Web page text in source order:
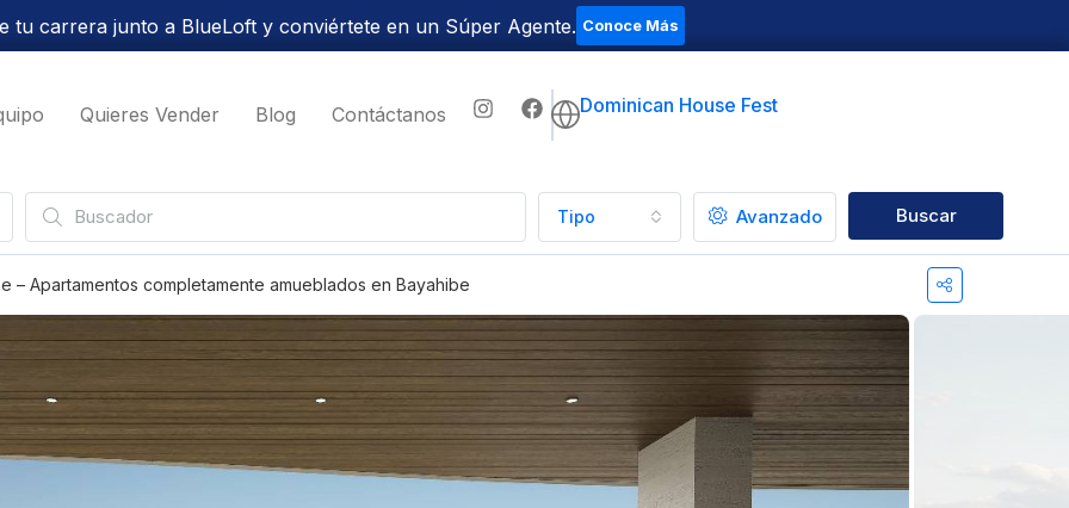
tu carrera junto a BlueLoft y conviértete en un Súper Agente. Conoce Más
Quieres Vender Blog Contáctanos Dominican House Fest
Tipo Avanzado Buscar
– Apartamentos completamente amueblados en Bayahibe